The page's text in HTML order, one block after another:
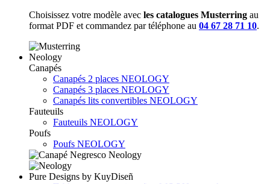
Choisissez votre modèle avec les catalogues Musterring au
format PDF et commandez par téléphone au 04 67 28 71 10.
Neology
Canapés
Canapés 2 places NEOLOGY
Canapés 3 places NEOLOGY
Canapés lits convertibles NEOLOGY
Fauteuils
Fauteuils NEOLOGY
Poufs
Poufs NEOLOGY
Pure Designs by KuyDiseñ